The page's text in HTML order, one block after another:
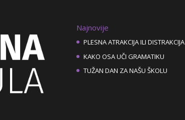
Najnovije
PLESNA ATRAKCIJA ILI DISTRAKCIJA
KAKO OSA UČI GRAMATIKU
TUŽAN DAN ZA NAŠU ŠKOLU